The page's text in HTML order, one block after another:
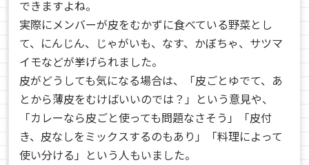
できますよね。
実際にメンバーが皮をむかずに食べている野菜とし
て、にんじん、じゃがいも、なす、かぼちゃ、サツマ
イモなどが挙げられました。
皮がどうしても気になる場合は、「皮ごとゆでて、あ
とから薄皮をむけばいいのでは？」という意見や、
「カレーなら皮ごと使っても問題なさそう」「皮付
き、皮なしをミックスするのもあり」「料理によって
使い分ける」という人もいました。